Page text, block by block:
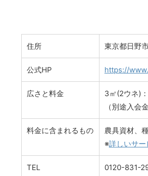
住所 東京都日野
公式HP https://
広さと料金
3㎡(2ウネ)
（別途入会
料金に含まれるもの
農具資材、
※詳しいサ
TEL 0120-831-